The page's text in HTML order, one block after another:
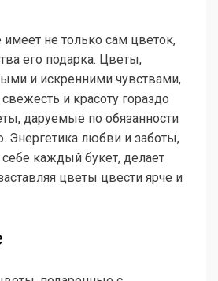
имеет не только сам цветок,
его подарка. Цветы,
и искренними чувствами,
и красоту гораздо
даруемые по обязанности
Энергетика любви и заботы,
каждый букет, делает
цветы цвести ярче и